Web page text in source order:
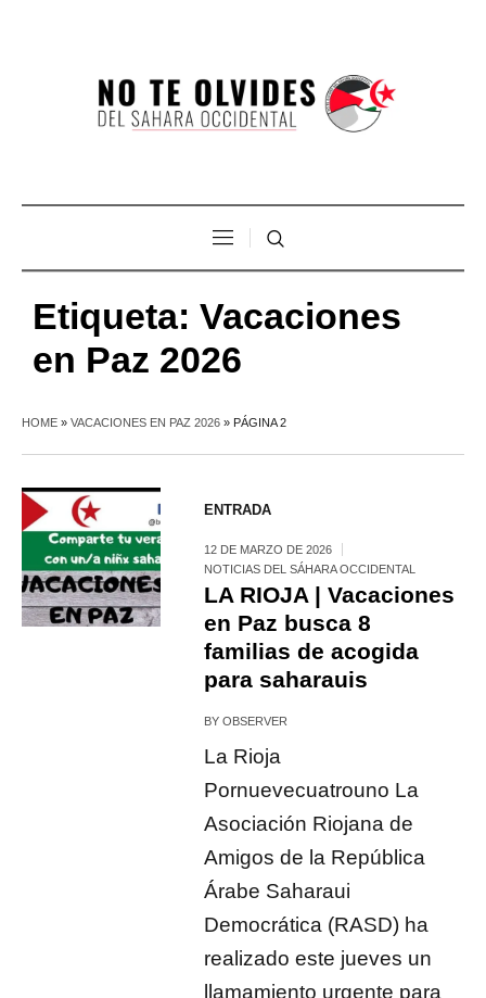
Etiqueta: Vacaciones
en Paz 2026
HOME » VACACIONES EN PAZ 2026 » PÁGINA 2
ENTRADA
12 DE MARZO DE 2026
NOTICIAS DEL SÁHARA OCCIDENTAL
LA RIOJA | Vacaciones
en Paz busca 8
familias de acogida
para saharauis
BYOBSERVER
La Rioja
Pornuevecuatrouno La
Asociación Riojana de
Amigos de la República
Árabe Saharaui
Democrática (RASD) ha
realizado este jueves un
llamamiento urgente para